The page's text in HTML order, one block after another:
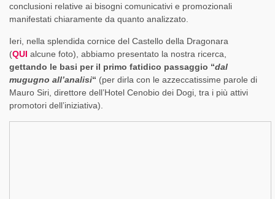
conclusioni relative ai bisogni comunicativi e promozionali
manifestati chiaramente da quanto analizzato.
Ieri, nella splendida cornice del Castello della Dragonara
(QUI alcune foto), abbiamo presentato la nostra ricerca,
gettando le basi per il primo fatidico passaggio “dal
mugugno all’analisi“ (per dirla con le azzeccatissime parole di
Mauro Siri, direttore dell’Hotel Cenobio dei Dogi, tra i più attivi
promotori dell’iniziativa).